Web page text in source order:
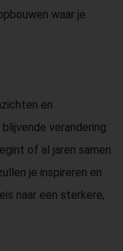
waar je
en
verandering
of al jaren samen
je inspireren en
naar een sterkere,